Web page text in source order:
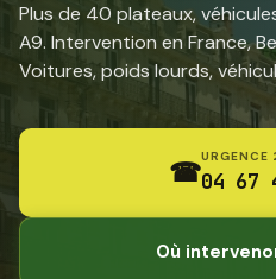
Plus de 40 plateaux,
A9. Intervention en France,
Voitures, poids lourds,
☎04 67
Où